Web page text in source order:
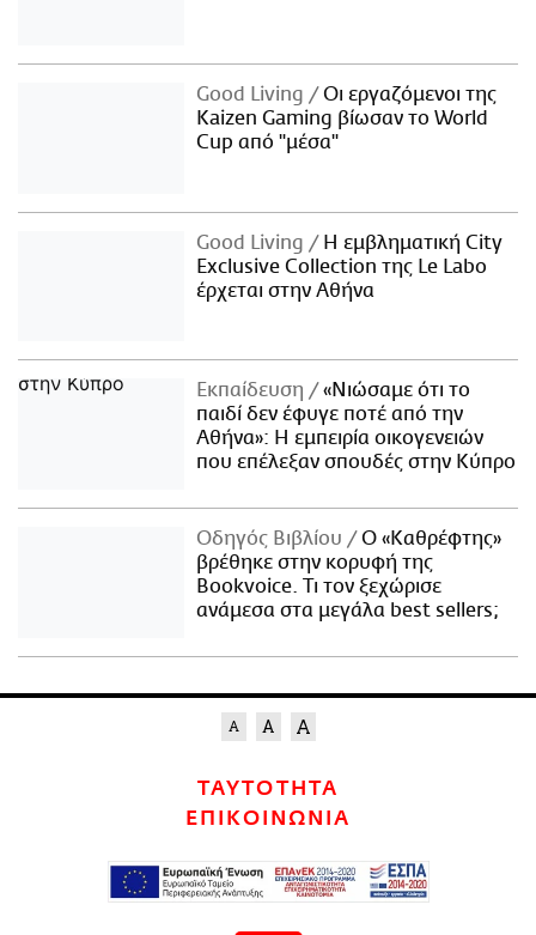
Good Living
Οι εργαζόμενοι της
Kaizen Gaming βίωσαν το World
Cup από "μέσα"
Good Living
Η εμβληματική City
Exclusive Collection της Le Labo
έρχεται στην Αθήνα
Εκπαίδευση
«Νιώσαμε ότι το
παιδί δεν έφυγε ποτέ από την
Αθήνα»: Η εμπειρία οικογενειών
που επέλεξαν σπουδές στην Κύπρο
Οδηγός Βιβλίου
Ο «Καθρέφτης»
βρέθηκε στην κορυφή της
Bookvoice. Τι τον ξεχώρισε
ανάμεσα στα μεγάλα best sellers;
ΤΑΥΤΟΤΗΤΑ
ΕΠΙΚΟΙΝΩΝΙΑ